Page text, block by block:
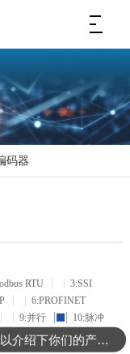
码器
RTU
3:SSI
6:PROFINET
9:并行
10:脉冲
可以介绍下你们的产品么？